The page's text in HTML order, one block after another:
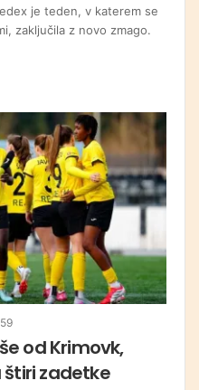
je teden, v katerem se
zaključila z novo zmago.
59
od Krimovk,
štiri zadetke